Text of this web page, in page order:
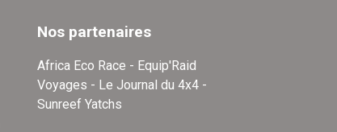
Nos partenaires
Africa Eco Race - Equip'Raid
Voyages - Le Journal du 4x4 -
Sunreef Yatchs